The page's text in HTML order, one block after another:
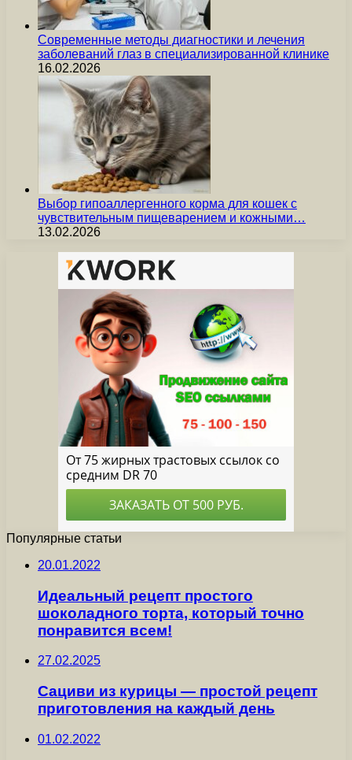
Современные методы диагностики и лечения
заболеваний глаз в специализированной клинике
16.02.2026
Выбор гипоаллергенного корма для кошек с
чувствительным пищеварением и кожными…
13.02.2026
Популярные статьи
20.01.2022
Идеальный рецепт простого
шоколадного торта, который точно
понравится всем!
27.02.2025
Сациви из курицы — простой рецепт
приготовления на каждый день
01.02.2022